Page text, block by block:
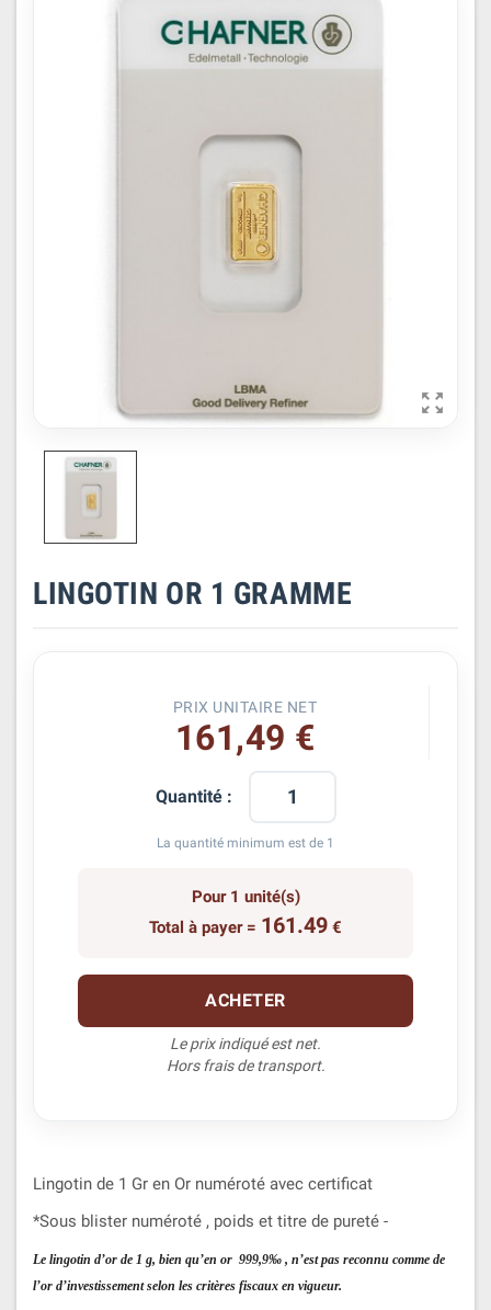

LINGOTIN OR 1 GRAMME
PRIX UNITAIRE NET
161,49 €
Quantité :
La quantité minimum est de 1
Pour 1 unité(s)
Total à payer= 161.49 €
ACHETER
Le prix indiqué est net.
Hors frais de transport.
Lingotin de 1 Gr en Or numéroté avec certificat
*Sous blister numéroté , poids et titre de pureté -
Le lingotin d’or de 1 g, bien qu’en or 999,9‰ , n’est pas reconnu comme de
l’or d’investissement selon les critères fiscaux en vigueur.